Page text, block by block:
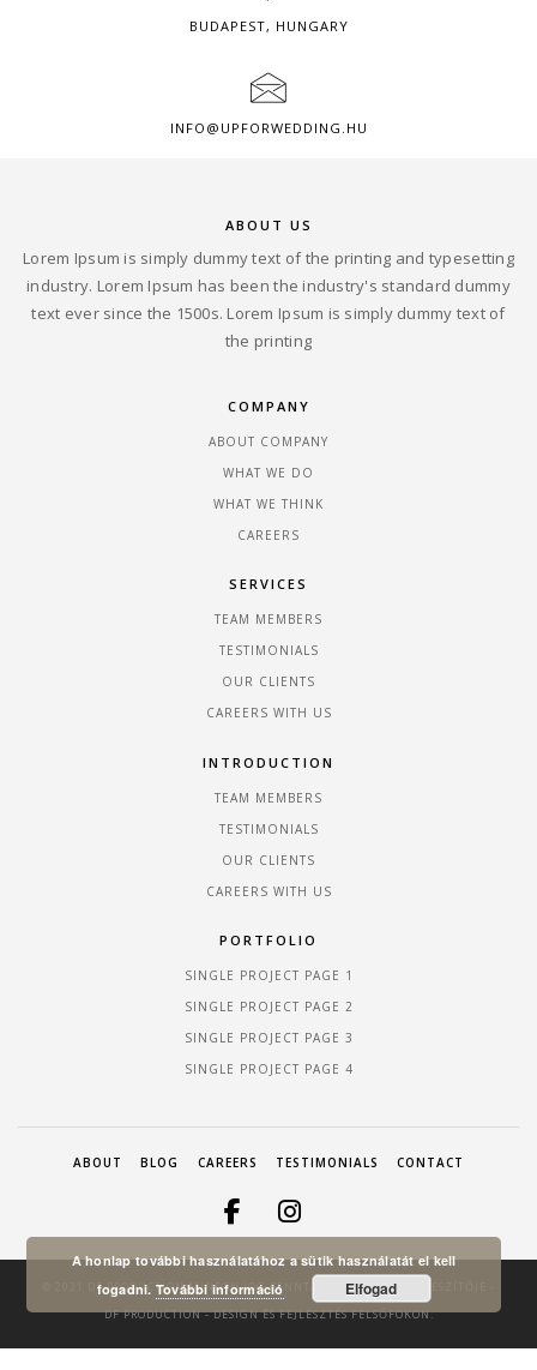
BUDAPEST, HUNGARY
INFO@UPFORWEDDING.HU
ABOUT US
Lorem Ipsum is simply dummy text of the printing and typesetting
industry. Lorem Ipsum has been the industry's standard dummy
text ever since the 1500s. Lorem Ipsum is simply dummy text of
the printing
COMPANY
ABOUT COMPANY
WHAT WE DO
WHAT WE THINK
CAREERS
SERVICES
TEAM MEMBERS
TESTIMONIALS
OUR CLIENTS
CAREERS WITH US
INTRODUCTION
TEAM MEMBERS
TESTIMONIALS
OUR CLIENTS
CAREERS WITH US
PORTFOLIO
SINGLE PROJECT PAGE 1
SINGLE PROJECT PAGE 2
SINGLE PROJECT PAGE 3
SINGLE PROJECT PAGE 4
ABOUT BLOG CAREERS TESTIMONIALS CONTACT
© 2021 DF PRODUCTION MINDEN JOG FENNTARTVA! A HONLAP KÉSZÍTŐJE -
DF PRODUCTION- DESIGN ÉS FEJLESZTÉS FELSŐFOKON.
A honlap további használatához a sütik használatát el kell
fogadni. További információ Elfogad